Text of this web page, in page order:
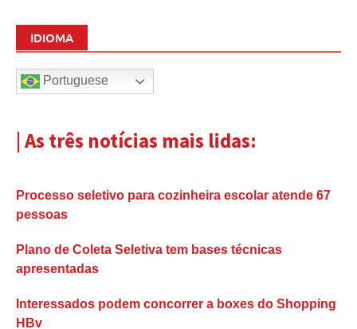
IDIOMA
Portuguese
| As três notícias mais lidas:
Processo seletivo para cozinheira escolar atende 67
pessoas
Plano de Coleta Seletiva tem bases técnicas
apresentadas
Interessados podem concorrer a boxes do Shopping
HBv